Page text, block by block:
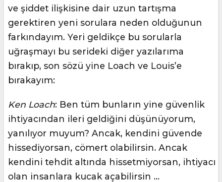
ve şiddet ilişkisine dair uzun tartışma
gerektiren yeni sorulara neden olduğunun
farkındayım. Yeri geldikçe bu sorularla
uğraşmayı bu serideki diğer yazılarıma
bırakıp, son sözü yine Loach ve Louis’e
bırakayım:
Ken Loach: Ben tüm bunların yine güvenlik
ihtiyacından ileri geldiğini düşünüyorum,
yanılıyor muyum? Ancak, kendini güvende
hissediyorsan, cömert olabilirsin. Ancak
kendini tehdit altında hissetmiyorsan, ihtiyacı
olan insanlara kucak açabilirsin …